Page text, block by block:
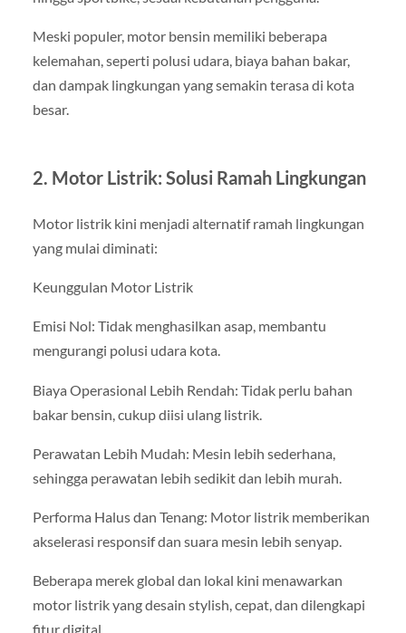
Meski populer, motor bensin memiliki beberapa
kelemahan, seperti polusi udara, biaya bahan bakar,
dan dampak lingkungan yang semakin terasa di kota
besar.
2. Motor Listrik: Solusi Ramah Lingkungan
Motor listrik kini menjadi alternatif ramah lingkungan
yang mulai diminati:
Keunggulan Motor Listrik
Emisi Nol: Tidak menghasilkan asap, membantu
mengurangi polusi udara kota.
Biaya Operasional Lebih Rendah: Tidak perlu bahan
bakar bensin, cukup diisi ulang listrik.
Perawatan Lebih Mudah: Mesin lebih sederhana,
sehingga perawatan lebih sedikit dan lebih murah.
Performa Halus dan Tenang: Motor listrik memberikan
akselerasi responsif dan suara mesin lebih senyap.
Beberapa merek global dan lokal kini menawarkan
motor listrik yang desain stylish, cepat, dan dilengkapi
fitur digital.